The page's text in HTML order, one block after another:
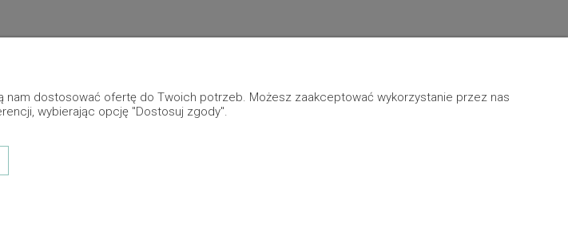
dostosować ofertę do Twoich potrzeb. Możesz zaakceptować wykorzystanie przez nas
wybierając opcję "Dostosuj zgody".